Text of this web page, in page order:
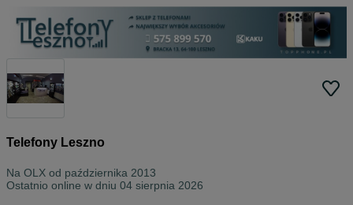
Telefony Leszno
Na OLX od października 2013
Ostatnio online w dniu 04 sierpnia 2026